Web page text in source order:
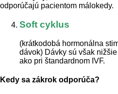
odporúčajú pacientom málokedy.
Soft cyklus
(krátkodobá hormonálna
dávok) Dávky sú však
ako pri štandardnom IVF.
Kedy sa zákrok odporúča?